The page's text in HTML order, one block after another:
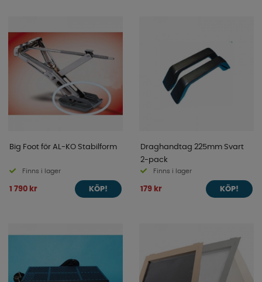
Big Foot för AL-KO Stabilform
Finns i lager
1 790 kr KÖP!
Draghandtag 225mm Svart
2-pack
Finns i lager
179 kr KÖP!